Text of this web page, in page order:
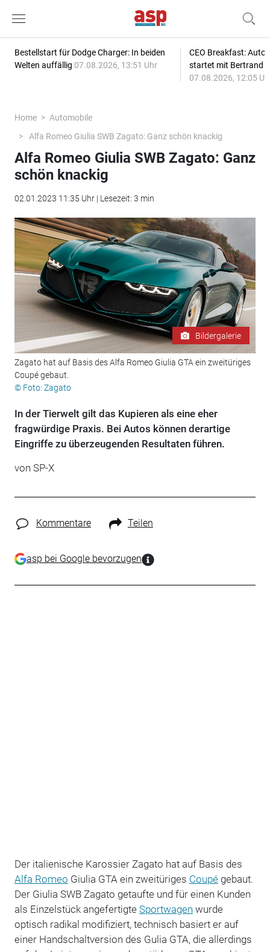
Bestellstart für Dodge Charger: In beiden
Welten auffällig 07.08.2026, 13:51 Uhr
CEO Breakfast:
startet mit Bertrand
07.08.2026, 12:05
Home
Automobile
Alfa Romeo Giulia SWB Zagato: Ganz schön knackig
Alfa Romeo Giulia SWB Zagato: Ganz
schön knackig
02.01.2023 11:35 Uhr | Lesezeit: 3 min
Bildergalerie
Zagato hat auf Basis des Alfa Romeo Giulia GTA ein zweitüriges
Coupé gebaut.
© Foto: Zagato
In der Tierwelt gilt das Kupieren als eine eher
fragwürdige Praxis. Bei Autos können derartige
Eingriffe zu überzeugenden Resultaten führen.
von SP-X
Kommentare Teilen
asp bei Google bevorzugen
Der italienische Karossier Zagato hat auf Basis des
Alfa Romeo Giulia GTA ein zweitüriges Coupégebaut.
Der Giulia SWB Zagato getaufte und für einen Kunden
als Einzelstück angefertigte Sportwagen wurde
optisch radikal modifiziert, technisch basiert er auf
einer Handschaltversion des Gulia GTA, die allerdings